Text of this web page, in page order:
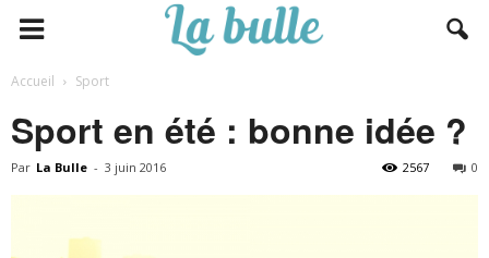
Accueil Sport
Sport en été : bonne idée ?
Par La Bulle - 3 juin 2016 0
2567